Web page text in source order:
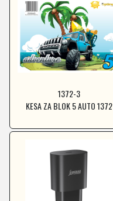
1372-3
KESA ZA BLOK 5 AUTO 1372